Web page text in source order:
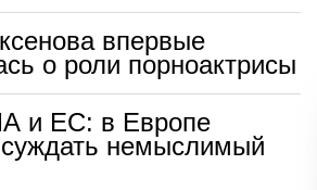
впервые
о роли порноактрисы
и ЕС: в Европе
немыслимый